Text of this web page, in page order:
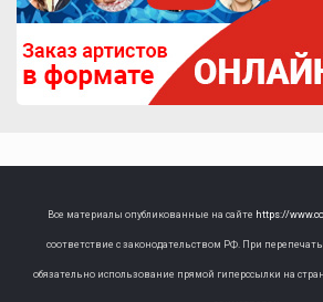
Все материалы опубликованные на сайте https://
соответствие с законодательством РФ. При
обязательно использование прямой гиперссылки на